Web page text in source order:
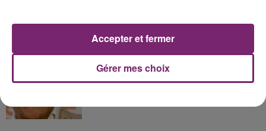
sexuelles, Gérard Darmon ne se...
Gérer mes choix
Accepter et fermer